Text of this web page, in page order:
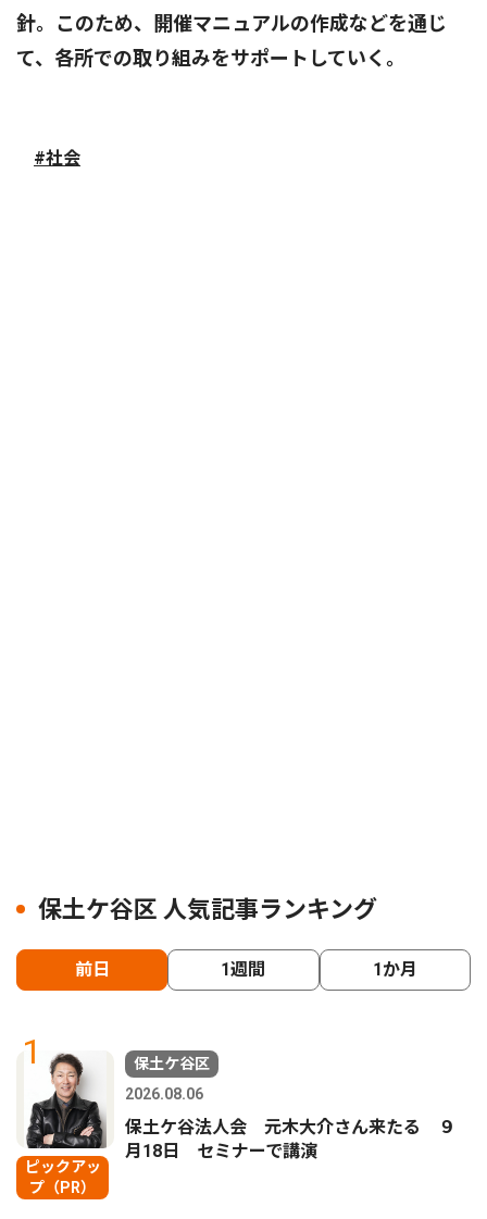
針。このため、開催マニュアルの作成などを通じ
て、各所での取り組みをサポートしていく。
#社会
保土ケ谷区 人気記事ランキング
前日 1週間 1か月
1
ピックアッ
プ（PR）
保土ケ谷区
2026.08.06
保土ケ谷法人会 元木大介さん来たる ９
月18日 セミナーで講演